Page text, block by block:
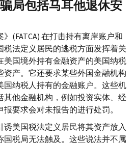
局包括马耳他退休安
》(FATCA) 在打击持有离岸账户和
法定义居民的逃税方面发挥着关
美国境外持有金融资产的美国纳税
资产。它还要求某些外国金融机构
国纳税人持有的金融账户。这些机
其他金融机构，例如投资实体、经
要求会对未报告的进行处罚。
美国税法定义居民将其资产放入
税局无法触及。这些说法并不属